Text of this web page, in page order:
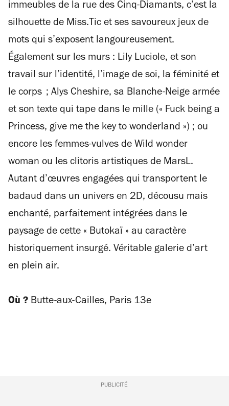
immeubles de la rue des Cinq-Diamants, c’est la
silhouette de Miss.Tic et ses savoureux jeux de
mots qui s’exposent langoureusement.
Également sur les murs : Lily Luciole, et son
travail sur l’identité, l’image de soi, la féminité et
le corps ; Alys Cheshire, sa Blanche-Neige armée
et son texte qui tape dans le mille (« Fuck being a
Princess, give me the key to wonderland ») ; ou
encore les femmes-vulves de Wild wonder
woman ou les clitoris artistiques de MarsL.
Autant d’œuvres engagées qui transportent le
badaud dans un univers en 2D, décousu mais
enchanté, parfaitement intégrées dans le
paysage de cette « Butokaï » au caractère
historiquement insurgé. Véritable galerie d’art
en plein air.
Où ? Butte-aux-Cailles, Paris 13e
PUBLICITÉ